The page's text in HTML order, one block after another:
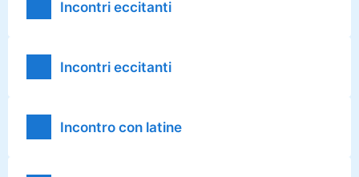
Incontri eccitanti
Incontri eccitanti
Incontro con latine